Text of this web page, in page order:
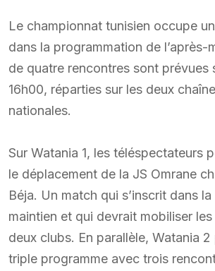
Le championnat tunisien occupe
dans la programmation de l’après-
de quatre rencontres sont prévues
16h00, réparties sur les deux
nationales.
Sur Watania 1, les téléspectateurs
le déplacement de la JS Omrane
Béja. Un match qui s’inscrit dans
maintien et qui devrait mobiliser
deux clubs. En parallèle, Watania
triple programme avec trois